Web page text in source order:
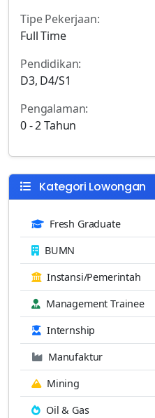
Tipe Pekerjaan:
Full Time
Pendidikan:
D3, D4/S1
Pengalaman:
0 - 2 Tahun
Kategori Lowongan
Fresh Graduate
BUMN
Instansi/Pemerintah
Management Trainee
Internship
Manufaktur
Mining
Oil & Gas